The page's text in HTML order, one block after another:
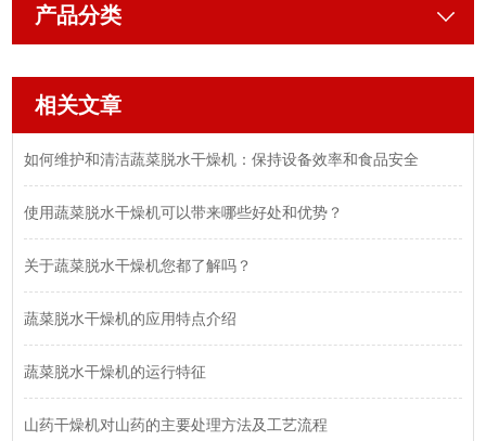
产品分类
相关文章
如何维护和清洁蔬菜脱水干燥机：保持设备效率和食品安全
使用蔬菜脱水干燥机可以带来哪些好处和优势？
关于蔬菜脱水干燥机您都了解吗？
蔬菜脱水干燥机的应用特点介绍
蔬菜脱水干燥机的运行特征
山药干燥机对山药的主要处理方法及工艺流程